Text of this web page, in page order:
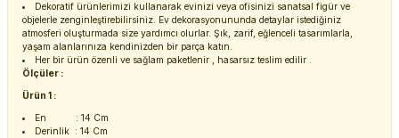
Dekoratif ürünlerimizi kullanarak evinizi veya ofisinizi sanatsal figür ve
objelerle zenginleştirebilirsiniz. Ev dekorasyonununda detaylar istediğiniz
atmosferi oluşturmada size yardımcı olurlar. Şık, zarif, eğlenceli tasarımlarla,
yaşam alanlarınıza kendinizden bir parça katın.
Her bir ürün özenli ve sağlam paketlenir , hasarsız teslim edilir .
Ölçüler :
Ürün 1 :
En : 14 Cm
Derinlik : 14 Cm